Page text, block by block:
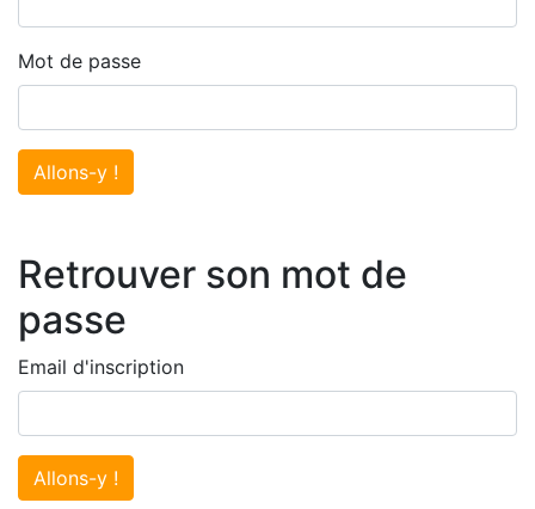
Mot de passe
Allons-y !
Retrouver son mot de
passe
Email d'inscription
Allons-y !